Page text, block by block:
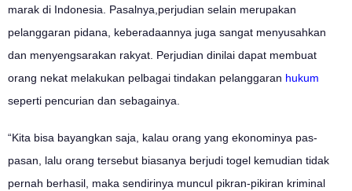
marak di Indonesia. Pasalnya,perjudian selain merupakan
pelanggaran pidana, keberadaannya juga sangat menyusahkan
dan menyengsarakan rakyat. Perjudian dinilai dapat membuat
orang nekat melakukan pelbagai tindakan pelanggaran hukum
seperti pencurian dan sebagainya.
“Kita bisa bayangkan saja, kalau orang yang ekonominya pas-
pasan, lalu orang tersebut biasanya berjudi togel kemudian tidak
pernah berhasil, maka sendirinya muncul pikran-pikiran kriminal